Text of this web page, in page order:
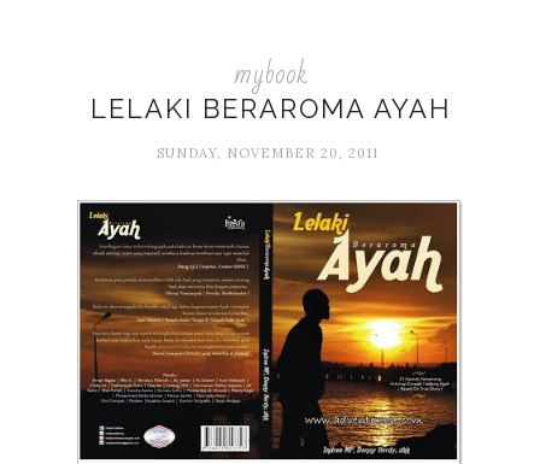
mybook
LELAKI BERAROMA AYAH
SUNDAY, NOVEMBER 20, 2011